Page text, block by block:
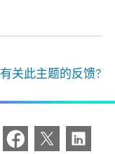
有关此主题的反馈?